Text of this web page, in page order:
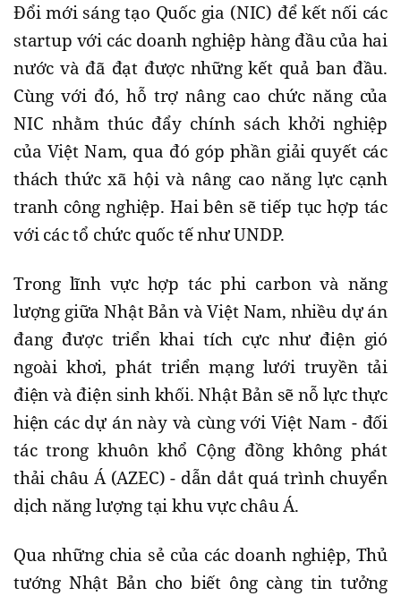
Đổi mới sáng tạo Quốc gia (NIC) để kết nối các
startup với các doanh nghiệp hàng đầu của hai
nước và đã đạt được những kết quả ban đầu.
Cùng với đó, hỗ trợ nâng cao chức năng của
NIC nhằm thúc đẩy chính sách khởi nghiệp
của Việt Nam, qua đó góp phần giải quyết các
thách thức xã hội và nâng cao năng lực cạnh
tranh công nghiệp. Hai bên sẽ tiếp tục hợp tác
với các tổ chức quốc tế như UNDP.
Trong lĩnh vực hợp tác phi carbon và năng
lượng giữa Nhật Bản và Việt Nam, nhiều dự án
đang được triển khai tích cực như điện gió
ngoài khơi, phát triển mạng lưới truyền tải
điện và điện sinh khối. Nhật Bản sẽ nỗ lực thực
hiện các dự án này và cùng với Việt Nam - đối
tác trong khuôn khổ Cộng đồng không phát
thải châu Á (AZEC) - dẫn dắt quá trình chuyển
dịch năng lượng tại khu vực châu Á.
Qua những chia sẻ của các doanh nghiệp, Thủ
tướng Nhật Bản cho biết ông càng tin tưởng